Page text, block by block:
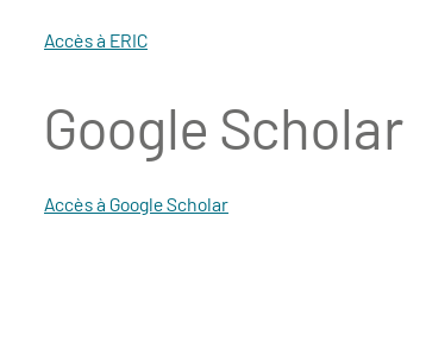
Accès à ERIC
Google Scholar
Accès à Google Scholar